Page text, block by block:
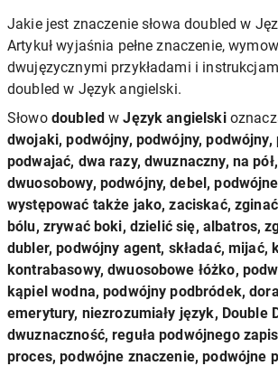
Jakie jest znaczenie słowa doubled w
Artykuł wyjaśnia pełne znaczenie,
dwujęzycznymi przykładami i
doubled w Język angielski.
Słowo doubledwJęzyk angielski
dwojaki, podwójny, podwójny, podwójny,
podwajać, dwa razy, dwuznaczny, na
dwuosobowy, podwójny, debel,
występować także jako, zaciskać,
bólu, zrywać boki, dzielić się, albatros,
dubler, podwójny agent, składać, mijać,
kontrabasowy, dwuosobowe łóżko,
kąpiel wodna, podwójny podbródek,
emerytury, niezrozumiały język, Double
dwuznaczność, reguła podwójnego
proces, podwójne znaczenie, podwójne